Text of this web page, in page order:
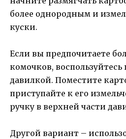
более однородным и
куски.
Если вы предпочитаете
комочков,
давилкой. Поместите
приступайте к его
ручку в верхней части
Другой вариант –